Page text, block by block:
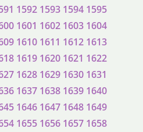
1592 1593 1594 1595
1601 1602 1603 1604
1610 1611 1612 1613
1619 1620 1621 1622
1628 1629 1630 1631
1637 1638 1639 1640
1646 1647 1648 1649
1655 1656 1657 1658